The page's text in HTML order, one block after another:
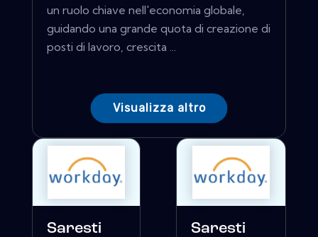
un ruolo chiave nell'economia globale,
guidando una grande quota di creazione di
posti di lavoro, crescita ...
Visualizza altro
Saresti
Saresti